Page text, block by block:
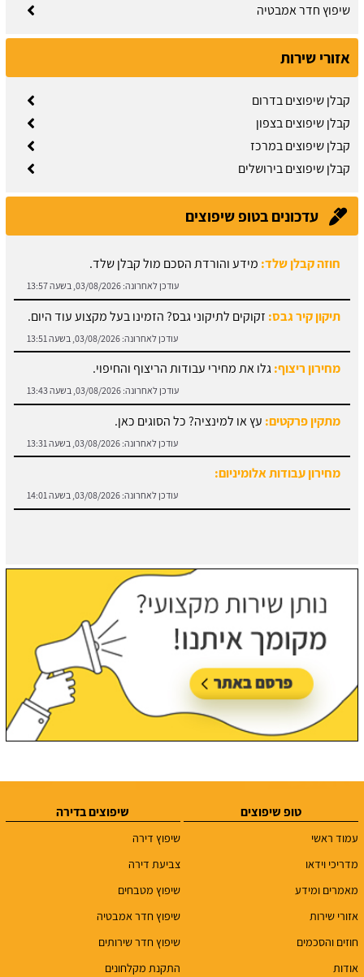
שיפוץ חדר אמבטיה
אזורי שירות
קבלן שיפוצים בדרום
קבלן שיפוצים בצפון
קבלן שיפוצים במרכז
קבלן שיפוצים בירושלים
עדכונים בטופ שיפוצים
חוזה קבלן שלד:מידע והורדת הסכם מול קבלן שלד.
עודכן לאחרונה:03/08/2026, בשעה 13:57
תיקון קיר גבס:זקוקים לתיקוני גבס? הזמינו בעל מקצוע עוד היום.
עודכן לאחרונה:03/08/2026, בשעה 13:51
מחירון ריצוף:גלו את מחירי עבודות הריצוף והחיפוי.
עודכן לאחרונה: 03/08/2026, בשעה 13:43
מתקין פרקטים:עץ או למינציה? כל הסוגים כאן.
עודכן לאחרונה:03/08/2026, בשעה 13:31
מחירון עבודות אלומיניום:
עודכן לאחרונה: 03/08/2026, בשעה 14:01
טופ שיפוצים
עמוד ראשי
מדריכי וידאו
מאמרים ומידע
אזורי שירות
חוזים והסכמים
אודות
שיפוצים בדירה
שיפוץ דירה
צביעת דירה
שיפוץ מטבחים
שיפוץ חדר אמבטיה
שיפוץ חדר שירותים
התקנת מקלחונים